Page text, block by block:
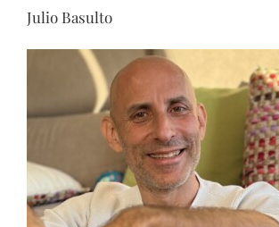
Julio Basulto